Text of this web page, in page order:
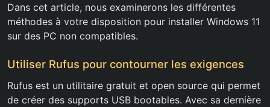
Dans cet article, nous examinerons les différentes
méthodes à votre disposition pour installer Windows 11
sur des PC non compatibles.
Utiliser Rufus pour contourner les exigences
Rufus est un utilitaire gratuit et open source qui permet
de créer des supports USB bootables. Avec sa dernière